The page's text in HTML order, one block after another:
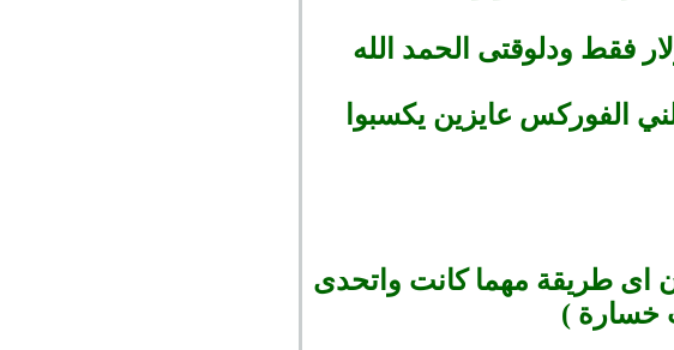
الفوركس عايزين يكسبوا
اى طريقة مهما كانت واتحدى
خسارة )